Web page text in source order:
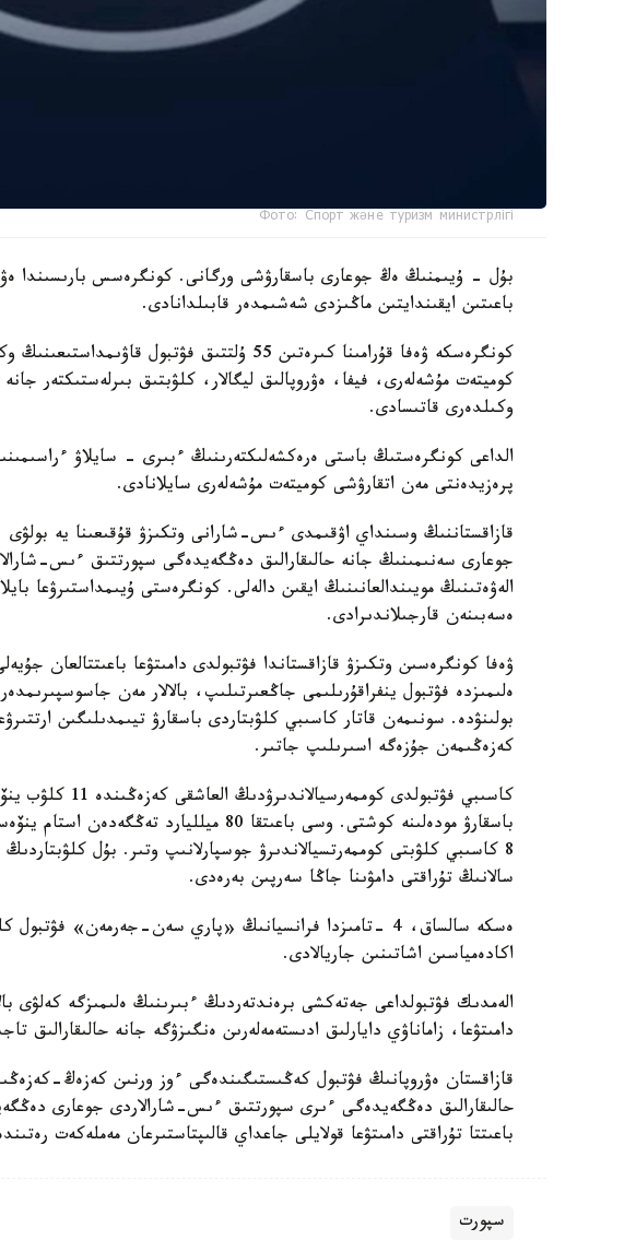
Фото: Спорт және туризм министрлігі
بۇل - ۇيىمنىڭ ەڭ جوعارى باسقارۋشى ورگانى. كونگرەسس بارىسىندا
باعىتىن ايقىندايتىن ماڭىزدى شەشىمدەر قابىلدانادى.
كونگرەسكە ۋەفا قۇرامىنا كىرەتىن 55 ۇلتتىق
كوميتەت مۇشەلەرى، فيفا، ەۋروپالىق ليگالار، كلۋبتىق بىرلەستىكتەر
وكىلدەرى قاتىسادى.
الداعى كونگرەستىڭ باستى ەرەكشەلىكتەرىنىڭ ءبىرى - سايلاۋ
پرەزيدەنتى مەن اتقارۋشى كوميتەت مۇشەلەرى سايلانادى.
قازاقستاننىڭ وسىنداي اۋقىمدى ءىس-شارانى وتكىزۋ قۇقىعىنا يە
جوعارى سەنىمىنىڭ جانە حالىقارالىق دەڭگەيدەگى سپورتتىق ءىس-
الەۋەتىنىڭ مويىندالعانىنىڭ ايقىن دالەلى. كونگرەستى ۇيىمداستىرۋعا
ەسەبىنەن قارجىلاندىرادى.
ۋەفا كونگرەسىن وتكىزۋ قازاقستاندا فۋتبولدى دامىتۋعا باعىتتالعان
ەلىمىزدە فۋتبول ينفراقۇرىلىمى جاڭعىرتىلىپ، بالالار مەن
بولىنۋدە. سونىمەن قاتار كاسىبي كلۋبتاردى باسقارۋ تيىمدىلىگىن
كەزەڭىمەن جۇزەگە اسىرىلىپ جاتىر.
كاسىبي فۋتبولدى
باسقارۋ مودەلىنە كوشتى. وسى باعىتقا 80
8 كاسىبي كلۋبتى كوممەرتسيالاندىرۋ جوسپارلانىپ وتىر. بۇل
سالانىڭ تۇراقتى دامۋىنا جاڭا سەرپىن بەرەدى.
ەسكە سالساق، 4 -تامىزدا فرانسيانىڭ «پاري سەن-جەرمەن»
اكادەمياسىن اشاتىنىن جاريالادى.
الەمدىك فۋتبولداعى جەتەكشى برەندتەردىڭ ءبىرىنىڭ ەلىمىزگە كەلۋى
دامىتۋعا، زاماناۋي دايارلىق ادىستەمەلەرىن ەنگىزۋگە جانە حالىقارالىق
قازاقستان ەۋروپانىڭ فۋتبول كەڭىستىگىندەگى ءوز ورنىن كەزەڭ-
حالىقارالىق دەڭگەيدەگى ءىرى سپورتتىق ءىس-شارالاردى جوعارى
باعىتتا تۇراقتى دامىتۋعا قولايلى جاعداي قالىپتاستىرعان مەملەكەت
سپورت